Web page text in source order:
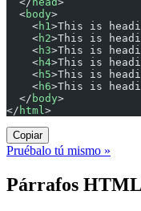
  <
body>
    <
h1>This is
    <
h2>This is
    <
h3>This is
    <
h4>This is
    <
h5>This is
    <
h6>This is
  </
body>
</ html>
Copiar
Pruébalo tú mismo »
Párrafos HTML